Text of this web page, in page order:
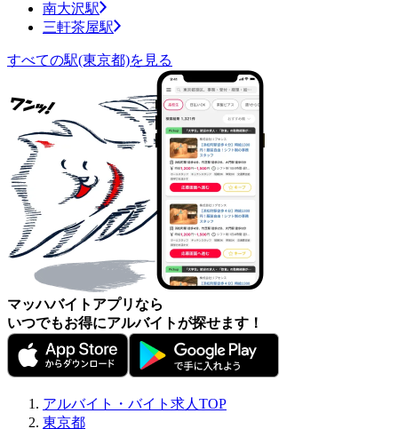
南大沢駅
三軒茶屋駅
すべての駅(東京都)を見る
マッハバイトアプリなら
いつでもお得にアルバイトが探せます！
アルバイト・バイト求人TOP
東京都